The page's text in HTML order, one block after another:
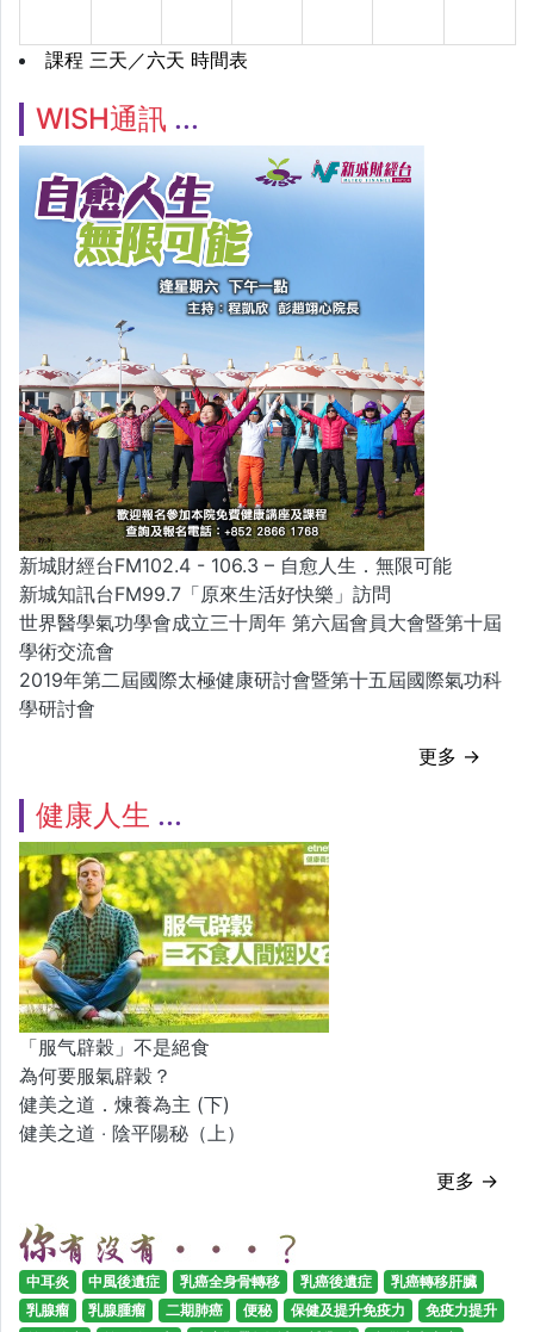
課程 三天／六天 時間表
WISH通訊
新城財經台FM102.4 - 106.3 – 自愈人生．無限可能
新城知訊台FM99.7「原來生活好快樂」訪問
世界醫學氣功學會成立三十周年 第六屆會員大會暨第十屆
學術交流會
2019年第二屆國際太極健康研討會暨第十五屆國際氣功科
學研討會
更多 →
健康人生
「服气辟穀」不是絕食
為何要服氣辟穀？
健美之道．煉養為主 (下)
健美之道 ‧ 陰平陽秘（上）
更多 →
中耳炎 中風後遺症 乳癌全身骨轉移 乳癌後遺症
乳癌轉移肝臟
乳腺瘤
乳腺腫瘤 二期肺癌 便秘 保健及提升免疫力
免疫力提升